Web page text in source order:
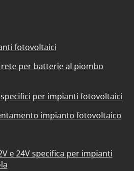
fotovoltaici
per batterie al piombo
per impianti fotovoltaici
impianto fotovoltaico
e 24V specifica per impianti